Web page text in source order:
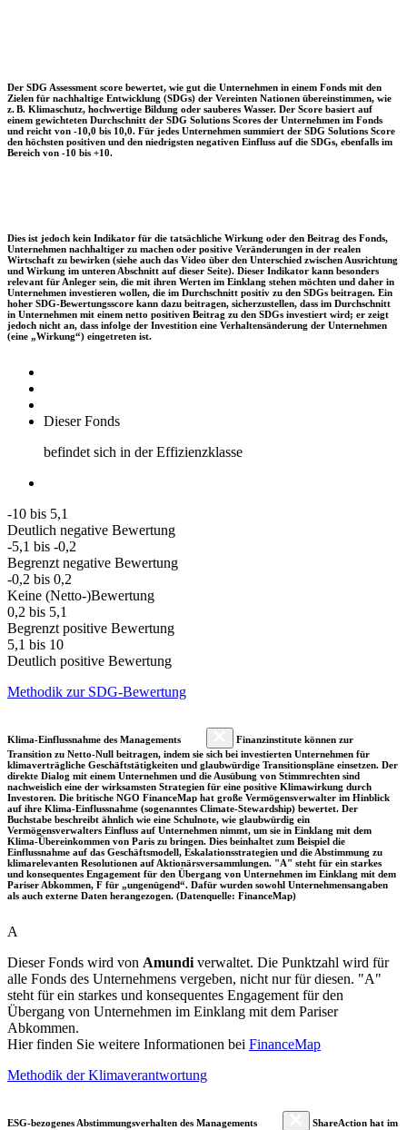
Der SDG Assessment score bewertet, wie gut die Unternehmen in einem Fonds mit den
Zielen für nachhaltige Entwicklung (SDGs) der Vereinten Nationen übereinstimmen, wie
z. B. Klimaschutz, hochwertige Bildung oder sauberes Wasser. Der Score basiert auf
einem gewichteten Durchschnitt der SDG Solutions Scores der Unternehmen im Fonds
und reicht von -10,0 bis 10,0. Für jedes Unternehmen summiert der SDG Solutions Score
den höchsten positiven und den niedrigsten negativen Einfluss auf die SDGs, ebenfalls im
Bereich von -10 bis +10.
Dies ist jedoch kein Indikator für die tatsächliche Wirkung oder den Beitrag des Fonds,
Unternehmen nachhaltiger zu machen oder positive Veränderungen in der realen
Wirtschaft zu bewirken (siehe auch das Video über den Unterschied zwischen Ausrichtung
und Wirkung im unteren Abschnitt auf dieser Seite). Dieser Indikator kann besonders
relevant für Anleger sein, die mit ihren Werten im Einklang stehen möchten und daher in
Unternehmen investieren wollen, die im Durchschnitt positiv zu den SDGs beitragen. Ein
hoher SDG-Bewertungsscore kann dazu beitragen, sicherzustellen, dass im Durchschnitt
in Unternehmen mit einem netto positiven Beitrag zu den SDGs investiert wird; er zeigt
jedoch nicht an, dass infolge der Investition eine Verhaltensänderung der Unternehmen
(eine „Wirkung“) eingetreten ist.
Dieser Fonds
befindet sich in der Effizienzklasse
-10 bis 5,1
Deutlich negative Bewertung
-5,1 bis -0,2
Begrenzt negative Bewertung
-0,2 bis 0,2
Keine (Netto-)Bewertung
0,2 bis 5,1
Begrenzt positive Bewertung
5,1 bis 10
Deutlich positive Bewertung
Methodik zur SDG-Bewertung
Klima-Einflussnahme des Managements
Finanzinstitute können zur
Transition zu Netto-Null beitragen, indem sie sich bei investierten Unternehmen für
klimaverträgliche Geschäftstätigkeiten und glaubwürdige Transitionspläne einsetzen. Der
direkte Dialog mit einem Unternehmen und die Ausübung von Stimmrechten sind
nachweislich eine der wirksamsten Strategien für eine positive Klimawirkung durch
Investoren. Die britische NGO FinanceMap hat große Vermögensverwalter im Hinblick
auf ihre Klima-Einflussnahme (sogenanntes Climate-Stewardship) bewertet. Der
Buchstabe beschreibt ähnlich wie eine Schulnote, wie glaubwürdig ein
Vermögensverwalters Einfluss auf Unternehmen nimmt, um sie in Einklang mit dem
Klima-Übereinkommen von Paris zu bringen. Dies beinhaltet zum Beispiel die
Einflussnahme auf das Geschäftsmodell, Eskalationsstrategien und die Abstimmung zu
klimarelevanten Resolutionen auf Aktionärsversammlungen. "A" steht für ein starkes
und konsequentes Engagement für den Übergang von Unternehmen im Einklang mit dem
Pariser Abkommen, F für „ungenügend“. Dafür wurden sowohl Unternehmensangaben
als auch externe Daten herangezogen. (Datenquelle: FinanceMap)
A
Dieser Fonds wird von Amundi verwaltet. Die Punktzahl wird für
alle Fonds des Unternehmens vergeben, nicht nur für diesen. "A"
steht für ein starkes und konsequentes Engagement für den
Übergang von Unternehmen im Einklang mit dem Pariser
Abkommen.
Hier finden Sie weitere Informationen bei FinanceMap
Methodik der Klimaverantwortung
ESG-bezogenes Abstimmungsverhalten des Managements
ShareAction hat im